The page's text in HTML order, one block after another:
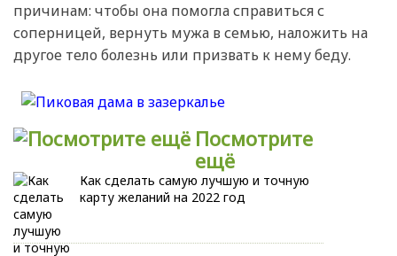
причинам: чтобы она помогла справиться с
соперницей, вернуть мужа в семью, наложить на
другое тело болезнь или призвать к нему беду.
Посмотрите
ещё
Как сделать самую лучшую и точную
карту желаний на 2022 год